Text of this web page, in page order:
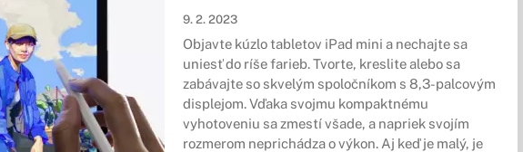
9. 2. 2023
Objavte kúzlo tabletov iPad mini a nechajte sa
uniesť do ríše farieb. Tvorte, kreslite alebo sa
zabávajte so skvelým spoločníkom s 8,3-palcovým
displejom. Vďaka svojmu kompaktnému
vyhotoveniu sa zmestí všade, a napriek svojím
rozmerom neprichádza o výkon. Aj keď je malý, je